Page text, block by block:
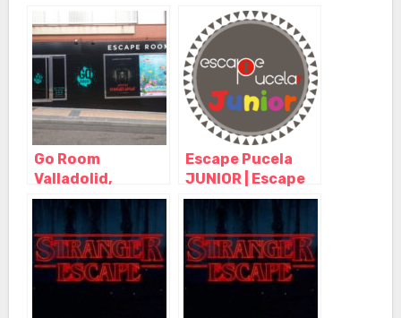
Go Room
Valladolid,
Arroyo de la
Encomienda –
Valladolid
Escape Pucela
JUNIOR | Escape
Room Valladolid,
Valladolid –
Castilla y León